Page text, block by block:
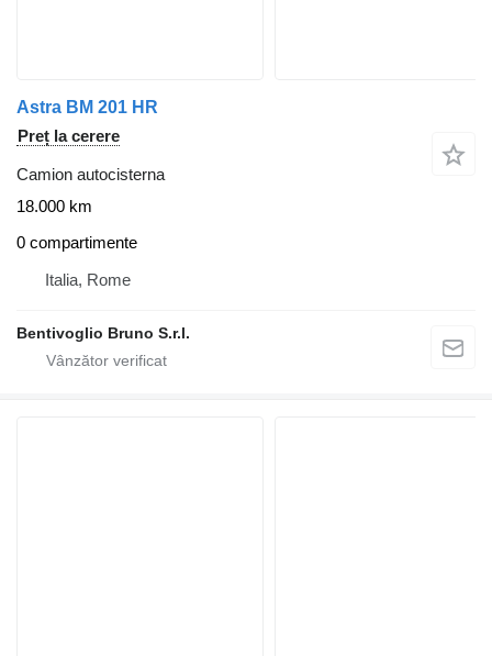
Astra BM 201 HR
Preț la cerere
Camion autocisterna
18.000 km
0 compartimente
Italia, Rome
Bentivoglio Bruno S.r.l.